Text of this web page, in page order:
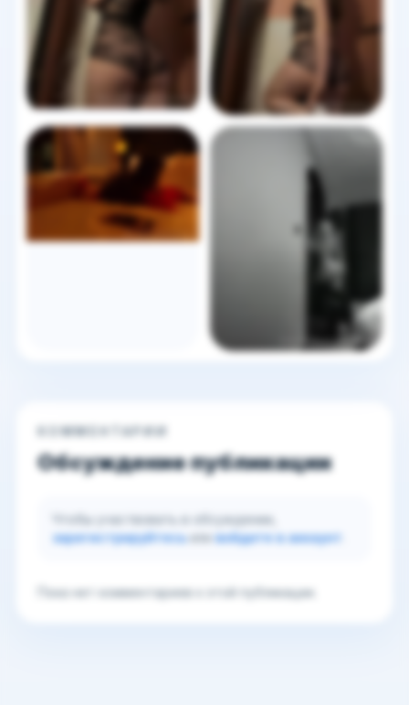
Обсуждение публикации
Чтобы участвовать в обсуждении,
зарегистрируйтесьили войдите в аккаунт
Пока нет комментариев к этой публикации.